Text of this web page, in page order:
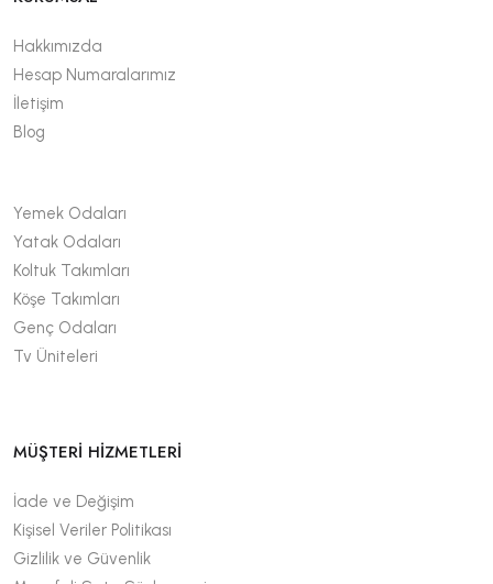
Hakkımızda
Hesap Numaralarımız
İletişim
Blog
Yemek Odaları
Yatak Odaları
Koltuk Takımları
Köşe Takımları
Genç Odaları
Tv Üniteleri
MÜŞTERİ HİZMETLERİ
İade ve Değişim
Kişisel Veriler Politikası
Gizlilik ve Güvenlik